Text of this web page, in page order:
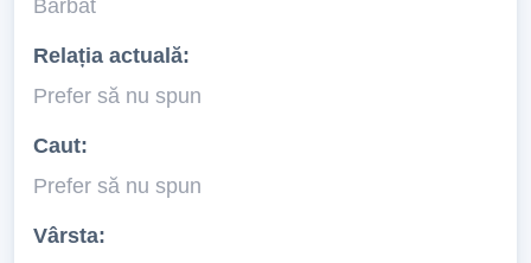
Bărbat
Relația actuală:
Prefer să nu spun
Caut:
Prefer să nu spun
Vârsta: